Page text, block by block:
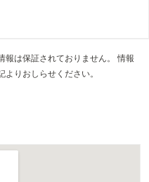
報は保証されておりません。 情報
りおしらせください。